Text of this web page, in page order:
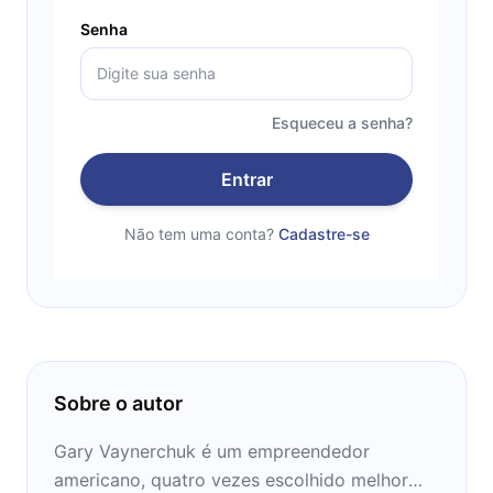
Senha
Esqueceu a senha?
Entrar
Não tem uma conta? Cadastre-se
Sobre o autor
Gary Vaynerchuk é um empreendedor
americano, quatro vezes escolhido melhor